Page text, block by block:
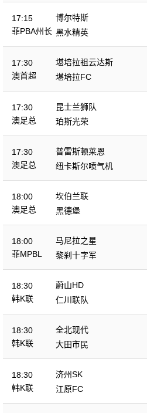
17:15
菲PBA州长
博尔特斯
黑水精英
17:30
澳首超
堪培拉祖云达斯
堪培拉FC
17:30
澳足总
昆士兰狮队
珀斯光荣
17:30
澳足总
普雷斯顿莱恩
纽卡斯尔喷气机
18:00
澳足总
坎伯兰联
黑德堡
18:00
菲MPBL
马尼拉之星
黎刹十字军
18:30
韩K联
蔚山HD
仁川联队
18:30
韩K联
全北现代
大田市民
18:30
韩K联
济州SK
江原FC